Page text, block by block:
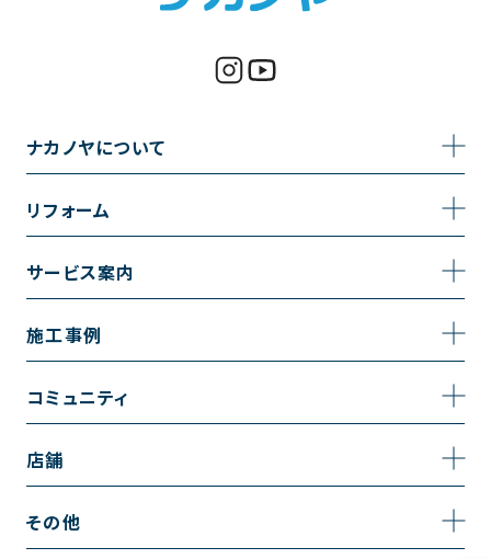
ナカノヤについて
事業内容
採用情報
リフォーム
トイレのリフォーム
キッチンのリフォーム
リノベーション
内装のリフォーム
サービス案内
サービスの流れ
施工事例
施工事例一覧
お風呂の施工事例
コミュニティ
コミュニティ
お知らせ
店舗
越谷店
その他